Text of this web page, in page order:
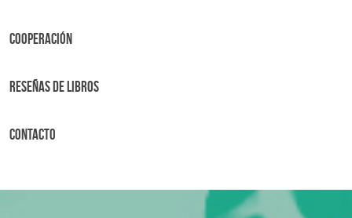
Cooperación
Reseñas de libros
Contacto